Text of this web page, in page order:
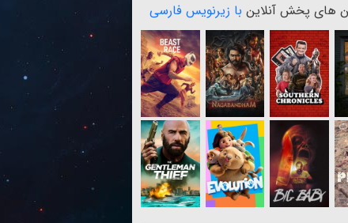
های پخش آنلاین با زیرنویس فارسی